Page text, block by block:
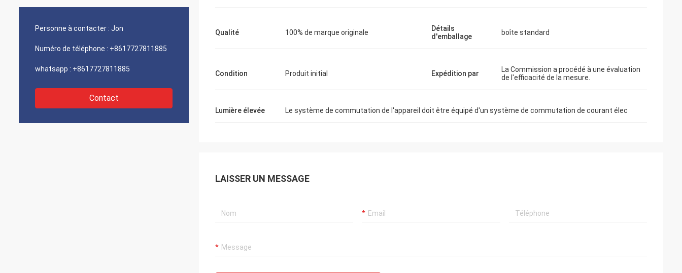
Personne à contacter : Jon
Numéro de téléphone : +8617727811885
whatsapp : +8617727811885
Contact
Qualité 100% de marque originale
Détails
d'emballage
boîte standard
Condition Produit initial Expédition par
La Commission a procédé à une évaluation
de l'efficacité de la mesure.
Lumière élevée Le système de commutation de l'appareil doit être équipé d'un système de commutation de courant élec
LAISSER UN MESSAGE